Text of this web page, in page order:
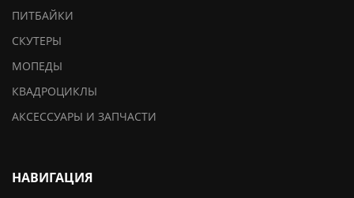
ПИТБАЙКИ
СКУТЕРЫ
МОПЕДЫ
КВАДРОЦИКЛЫ
АКСЕССУАРЫ И ЗАПЧАСТИ
НАВИГАЦИЯ